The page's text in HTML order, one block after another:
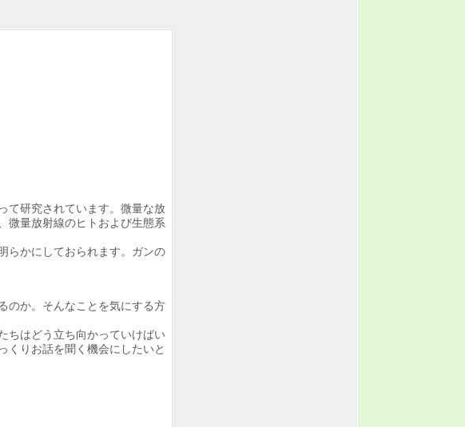
て研究されています。微量な放
微量放射線のヒトおよび生態系
らかにしておられます。ガンの
のか。そんなことを気にする方
ちはどう立ち向かっていけばい
くりお話を聞く機会にしたいと